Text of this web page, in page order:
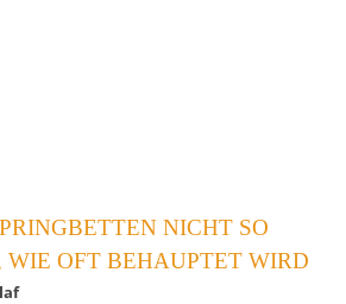
NICHT SO
WIE OFT BEHAUPTET WIRD